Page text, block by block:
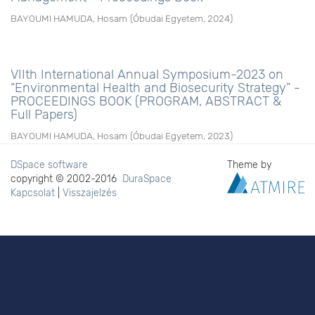
BAYOUMI HAMUDA, Hosam (Óbudai Egyetem 2024)
VIIth International Annual Symposium-2023 on
“Environmental Health and Biosecurity Strategy” -
PROCEEDINGS BOOK (PROGRAM, ABSTRACT &
Full Papers)
BAYOUMI HAMUDA, Hosam (Óbudai Egyetem 2023)
DSpace software
copyright © 2002-2016 DuraSpace
Kapcsolat
Visszajelzés
Theme by